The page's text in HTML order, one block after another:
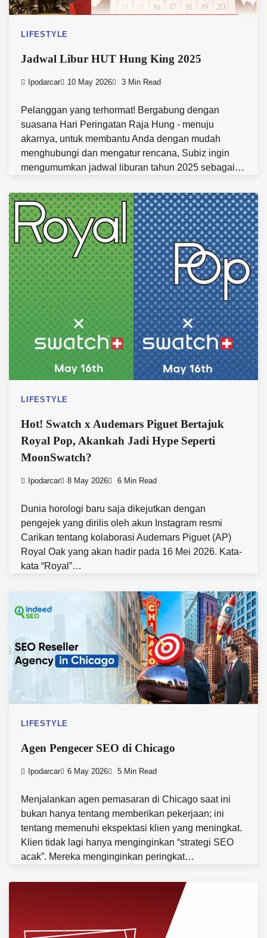
LIFESTYLE
Jadwal Libur HUT Hung King 2025
Ipodarcar 10 May 2026 3 Min Read
Pelanggan yang terhormat! Bergabung dengan
suasana Hari Peringatan Raja Hung - menuju
akarnya, untuk membantu Anda dengan mudah
menghubungi dan mengatur rencana, Subiz ingin
mengumumkan jadwal liburan tahun 2025 sebagai…
LIFESTYLE
Hot! Swatch x Audemars Piguet Bertajuk
Royal Pop, Akankah Jadi Hype Seperti
MoonSwatch?
Ipodarcar 8 May 2026 6 Min Read
Dunia horologi baru saja dikejutkan dengan
pengejek yang dirilis oleh akun Instagram resmi
Carikan tentang kolaborasi Audemars Piguet (AP)
Royal Oak yang akan hadir pada 16 Mei 2026. Kata-
kata “Royal”…
LIFESTYLE
Agen Pengecer SEO di Chicago
Ipodarcar 6 May 2026 5 Min Read
Menjalankan agen pemasaran di Chicago saat ini
bukan hanya tentang memberikan pekerjaan; ini
tentang memenuhi ekspektasi klien yang meningkat.
Klien tidak lagi hanya menginginkan “strategi SEO
acak”. Mereka menginginkan peringkat…